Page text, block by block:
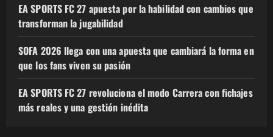
EA SPORTS FC 27 apuesta por la habilidad con cambios que
transforman la jugabilidad
SOFA 2026 llega con una apuesta que cambiará la forma en
que los fans viven su pasión
EA SPORTS FC 27 revoluciona el modo Carrera con fichajes
más reales y una gestión inédita